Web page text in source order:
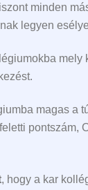
minden
legyen
magas a
feletti pontszám,
, hogy a kar